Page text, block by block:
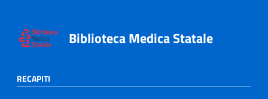
Biblioteca Medica Statale
RECAPITI